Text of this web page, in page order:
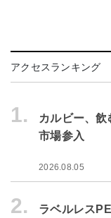
アクセスランキング
1.
カルビー、
市場参入
2026.08.05
2. ラベルレス